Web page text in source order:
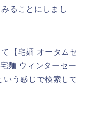
ることにしまし
【宅麺 オータムセ
麺 ウィンターセー
いう感じで検索して